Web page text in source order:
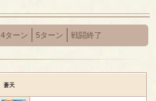
4ターン 5ターン 戦闘終了
蒼天